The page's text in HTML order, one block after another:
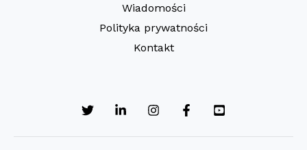
Wiadomości
Polityka prywatności
Kontakt